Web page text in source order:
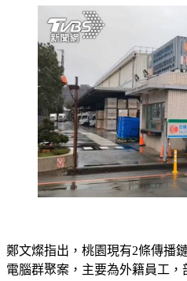
鄭文燦指出，桃園現有2條傳播
電腦群聚案，主要為外籍員工